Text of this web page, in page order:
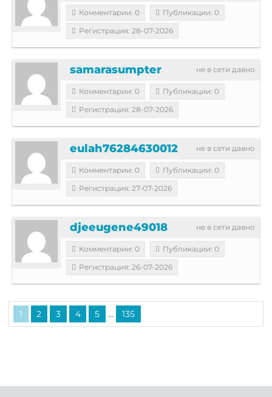
Комментарии: 0
Публикации: 0
Регистрация: 28-07-2026
не в сети давно
samarasumpter
Комментарии: 0
Публикации: 0
Регистрация: 28-07-2026
не в сети давно
eulah76284630012
Комментарии: 0
Публикации: 0
Регистрация: 27-07-2026
не в сети давно
djeeugene49018
Комментарии: 0
Публикации: 0
Регистрация: 26-07-2026
1 2 3 4 5 ... 135